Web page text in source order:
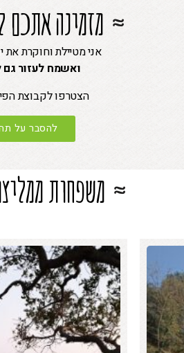
מזמינה
אני מטיילת וחוקרת את
ואשמח לעזור
הצטרפו לקבוצת
להסבר על
משפחות